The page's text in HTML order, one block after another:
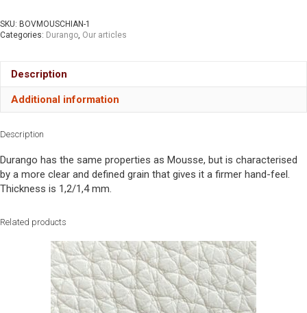
SKU: BOVMOUSCHIAN-1
Categories: Durango, Our articles
Description
Additional information
Description
Durango has the same properties as Mousse, but is characterised
by a more clear and defined grain that gives it a firmer hand-feel.
Thickness is 1,2/1,4 mm.
Related products